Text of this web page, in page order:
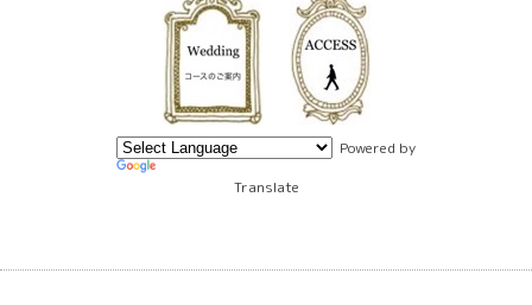
Powered by
Translate